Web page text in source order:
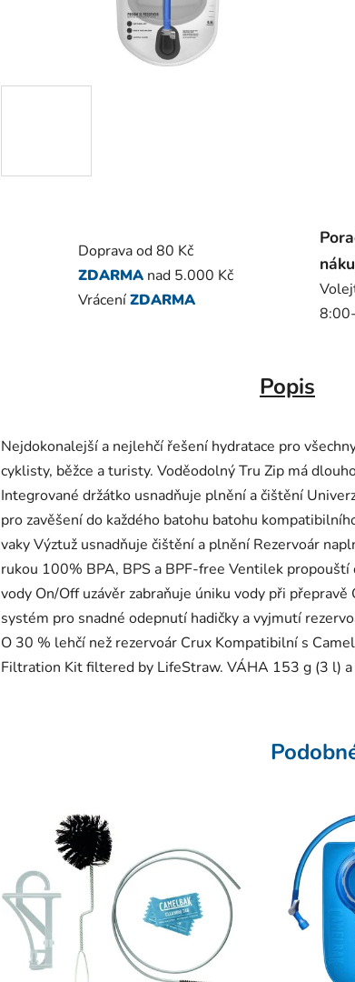
Doprava od 80 Kč
ZDARMA nad 5.000 Kč
VráceníZDARMA
Popis
Nejdokonalejší a nejlehčí řešení hydratace pro
cyklisty, běžce a turisty. Voděodolný Tru Zip má
Integrované držátko usnadňuje plnění a čištění
pro zavěšení do každého batohu batohu
vaky Výztuž usnadňuje čištění a plnění Rezervoár
rukou 100% BPA, BPS a BPF-free Ventilek propouští
vody On/Off uzávěr zabraňuje úniku vody při přepravě
systém pro snadné odepnutí hadičky a vyjmutí
O 30 % lehčí než rezervoár Crux Kompatibilní s
Filtration Kit filtered by LifeStraw. VÁHA 153 g (3 l)